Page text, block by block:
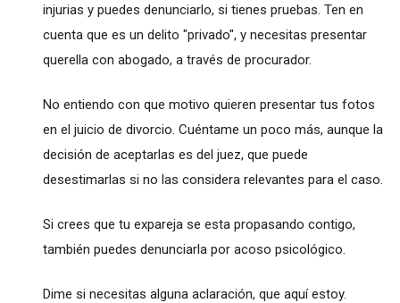
injurias y puedes denunciarlo, si tienes pruebas. Ten en
cuenta que es un delito "privado", y necesitas presentar
querella con abogado, a través de procurador.
No entiendo con que motivo quieren presentar tus fotos
en el juicio de divorcio. Cuéntame un poco más, aunque la
decisión de aceptarlas es del juez, que puede
desestimarlas si no las considera relevantes para el caso.
Si crees que tu expareja se esta propasando contigo,
también puedes denunciarla por acoso psicológico.
Dime si necesitas alguna aclaración, que aquí estoy.